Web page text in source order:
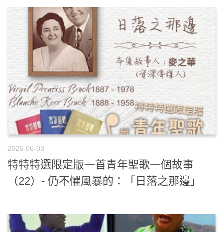
2026-06-03
特特特選限定版一首青年聖歌一個故事
（22）- 仍不懼風暴的：「日落之那邊」